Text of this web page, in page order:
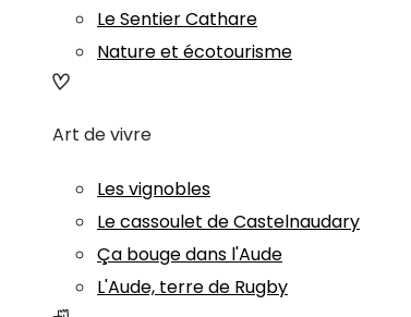
Le Sentier Cathare
Nature et écotourisme
Art de vivre
Les vignobles
Le cassoulet de Castelnaudary
Ça bouge dans l'Aude
L'Aude, terre de Rugby